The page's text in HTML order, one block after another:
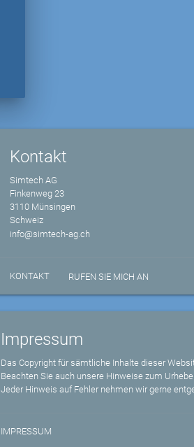
Kontakt
Simtech AG
Finkenweg 23
3110 Münsingen
Schweiz
info@simtech-ag.ch
KONTAKT RUFEN SIE MICH AN
Impressum
Das Copyright für sämtliche Inhalte dieser
Beachten Sie auch unsere Hinweise zum
Jeder Hinweis auf Fehler nehmen wir gerne
IMPRESSUM